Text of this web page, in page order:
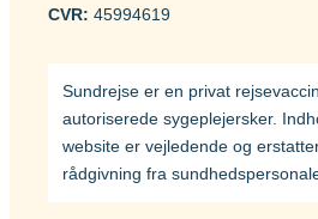
CVR: 45994619
Sundrejse er en privat
autoriserede sygeplejersker.
website er vejledende og
rådgivning fra